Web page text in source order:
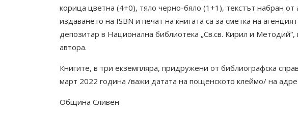
корица цветна (4+0), тяло черно-бяло (1+1), текстът набран
издаването на ISBN и печат на книгата са за сметка на
депозитар в Национална библиотека „Св.св. Кирил и
автора.
Книгите, в три екземпляра, придружени от библиографска
март 2022 година /важи датата на пощенското клеймо/ на
Община Сливен